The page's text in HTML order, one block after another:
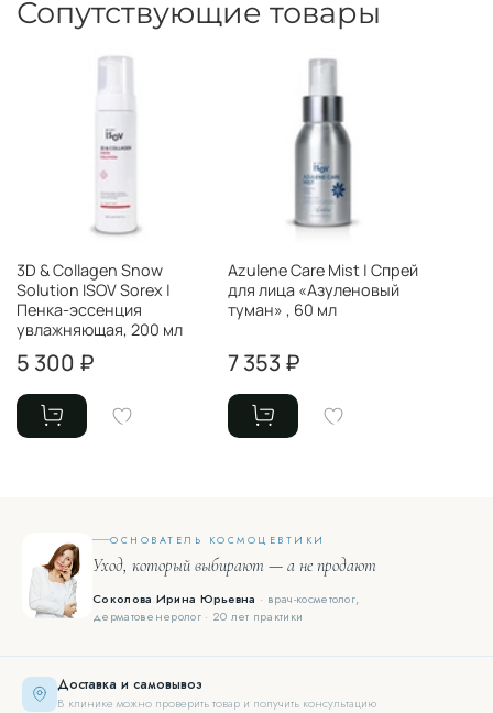
Сопутствующие товары
3D & Collagen Snow
Solution ISOV Sorex |
Пенка-эссенция
увлажняющая, 200 мл
5 300 ₽
Azulene Care Mist | Спрей
для лица «Азуленовый
туман» , 60 мл
7 353 ₽
ОСНОВАТЕЛЬ КОСМОЦЕВТИКИ
Уход, который выбирают — а не продают
Соколова Ирина Юрьевна · врач-косметолог,
дерматовенеролог · 20 лет практики
Доставка и самовывоз
В клинике можно проверить товар и получить консультацию